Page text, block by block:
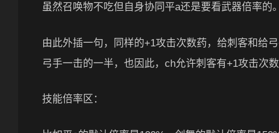
虽然召唤物不吃但自身协同平a还是要看武器倍率的。
由此外插一句，同样的+1攻击次数药，给刺客和给
弓手一击的一半，也因此，ch允许刺客有+1攻击次数
技能倍率区：